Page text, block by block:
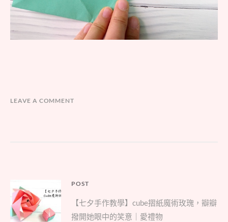
LEAVE A COMMENT
文
章
導
POST
Parent
post:
【七夕手作教學】cube摺紙魔術玫瑰，瓣瓣
撥開她眼中的笑意｜愛禮物